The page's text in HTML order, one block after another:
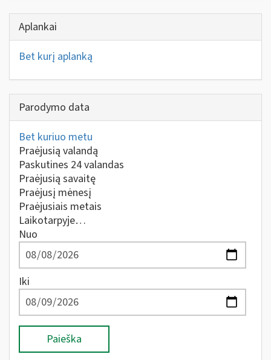
Aplankai
Bet kurį aplanką
Parodymo data
Bet kuriuo metu
Praėjusią valandą
Paskutines 24 valandas
Praėjusią savaitę
Praėjusį mėnesį
Praėjusiais metais
Laikotarpyje…
Nuo
Iki
Paieška